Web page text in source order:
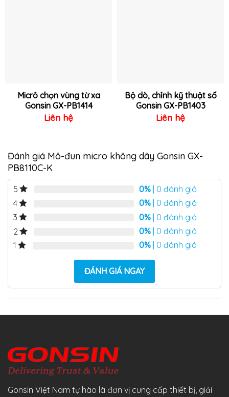
Micrô chọn vùng từ xa
Gonsin GX-PB1414
Liên hệ
Bộ dò, chỉnh kỹ thuật số
Gonsin GX-PB1403
Liên hệ
Đánh giá Mô-đun micro không dây Gonsin GX-
PB8110C-K
5 0% | 0 đánh giá
4
0% | 0 đánh giá
3
0% | 0 đánh giá
2
0% | 0 đánh giá
1
0% | 0 đánh giá
ĐÁNH GIÁ NGAY
Gonsin Việt Nam tự hào là đơn vị cung cấp thiết bị, giải